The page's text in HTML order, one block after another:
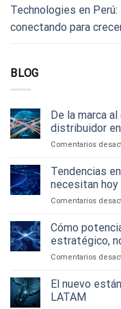
Technologies en Perú:
conectando para
BLOG
De la marca
distribuidor
Comentarios
Tendencias
necesitan
Comentarios
Cómo
estratégico,
Comentarios
El nuevo
LATAM